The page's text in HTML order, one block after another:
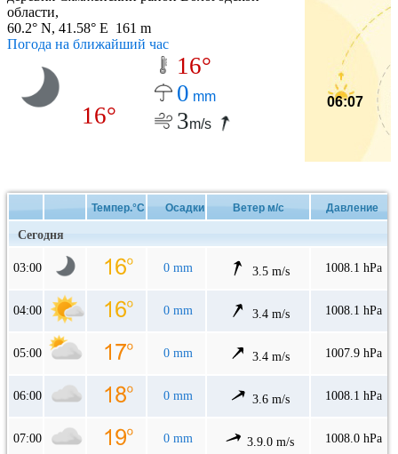
области,
60.2° N, 41.58° E 161 m
Погода на ближайший час
16°
16°
0 mm
3m/s
06:07
Темпер.°C Осадки Ветер м/с Давление
Сегодня
03:00 0 mm 3.5 m/s 1008.1 hPa
04:00 0 mm 3.4 m/s 1008.1 hPa
05:00 0 mm 3.4 m/s 1007.9 hPa
06:00 0 mm 3.6 m/s 1008.1 hPa
07:00 0 mm 3.9.0 m/s 1008.0 hPa